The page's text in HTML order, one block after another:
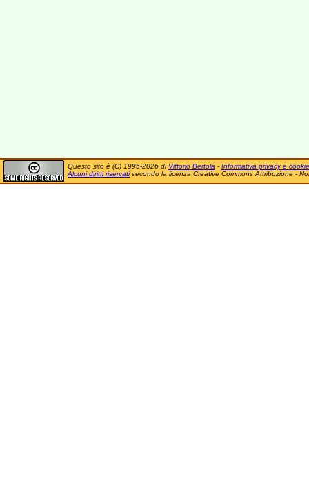
Questo sito è (C) 1995-2026 di Vittorio Bertola - Informativa privacy e cookie
Alcuni diritti riservatisecondo la licenza Creative Commons Attribuzione -